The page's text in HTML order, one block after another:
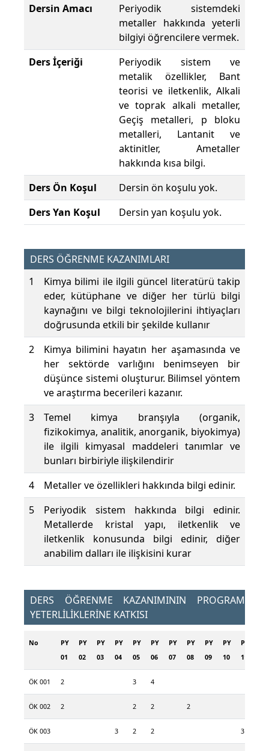
Dersin Amacı
Periyodik sistemdeki
metaller hakkında yeterli
bilgiyi öğrencilere vermek.
Ders İçeriği
Periyodik sistem ve
metalik özellikler, Bant
teorisi ve iletkenlik, Alkali
ve toprak alkali metaller,
Geçiş metalleri, p bloku
metalleri, Lantanit ve
aktinitler, Ametaller
hakkında kısa bilgi.
Ders Ön Koşul
Dersin ön koşulu yok.
Ders Yan Koşul
Dersin yan koşulu yok.
DERS ÖĞRENME KAZANIMLARI
1
Kimya bilimi ile ilgili güncel literatürü takip
eder, kütüphane ve diğer her türlü bilgi
kaynağını ve bilgi teknolojilerini ihtiyaçları
doğrusunda etkili bir şekilde kullanır
2
Kimya bilimini hayatın her aşamasında ve
her sektörde varlığını benimseyen bir
düşünce sistemi oluşturur. Bilimsel yöntem
ve araştırma becerileri kazanır.
3
Temel kimya branşıyla (organik,
fizikokimya, analitik, anorganik, biyokimya)
ile ilgili kimyasal maddeleri tanımlar ve
bunları birbiriyle ilişkilendirir
4
Metaller ve özellikleri hakkında bilgi edinir.
5
Periyodik sistem hakkında bilgi edinir.
Metallerde kristal yapı, iletkenlik ve
iletkenlik konusunda bilgi edinir, diğer
anabilim dalları ile ilişkisini kurar
DERS ÖĞRENME KAZANIMININ PROGRAM
YETERLİLİKLERİNE KATKISI
No
PY
01
PY
02
PY
03
PY
04
PY
05
PY
06
PY
07
PY
08
PY
09
PY
10
PY
11
ÖK 001 2 3 4
ÖK 002 2 2 2 2
ÖK 003 3 2 2 3